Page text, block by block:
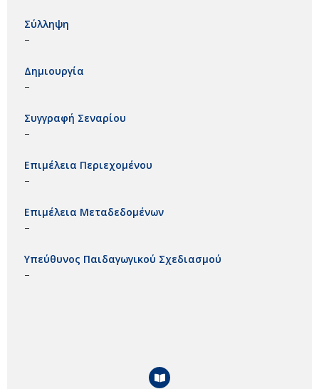
Σύλληψη
–
Δημιουργία
–
Συγγραφή Σεναρίου
–
Επιμέλεια Περιεχομένου
–
Επιμέλεια Μεταδεδομένων
–
Υπεύθυνος Παιδαγωγικού Σχεδιασμού
–